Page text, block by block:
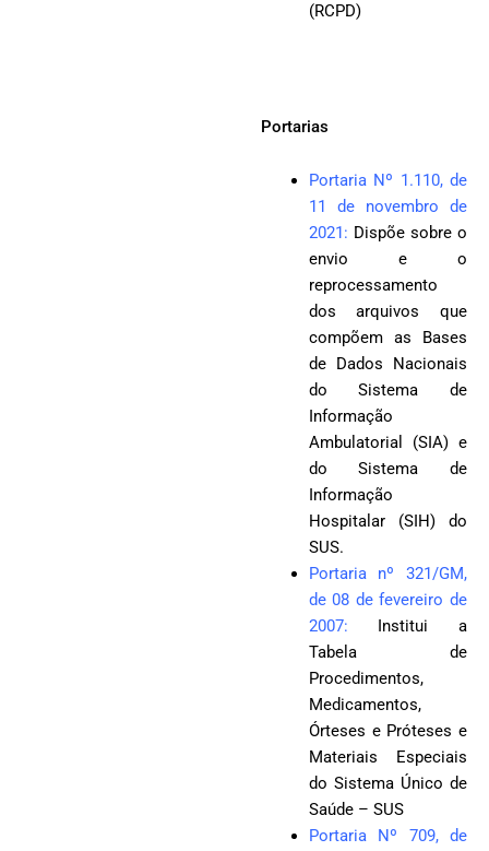
(RCPD)
Portarias
Portaria Nº 1.110, de
11 de novembro de
2021: Dispõe sobre o
envio e o
reprocessamento
dos arquivos que
compõem as Bases
de Dados Nacionais
do Sistema de
Informação
Ambulatorial (SIA) e
do Sistema de
Informação
Hospitalar (SIH) do
SUS.
Portaria nº 321/GM,
de 08 de fevereiro de
2007: Institui a
Tabela de
Procedimentos,
Medicamentos,
Órteses e Próteses e
Materiais Especiais
do Sistema Único de
Saúde – SUS
Portaria Nº 709, de